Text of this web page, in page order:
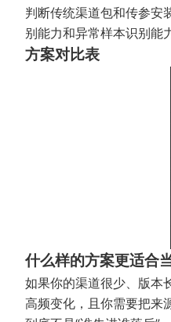
判断传统渠道包和传参安
别能力和异常样本识别能
方案对比表
什么样的方案更适合
如果你的渠道很少、版本
高频变化，且你需要把来